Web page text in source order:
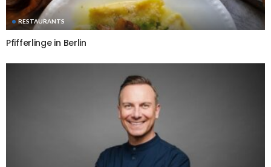
RESTAURANTS
Pfifferlinge in Berlin